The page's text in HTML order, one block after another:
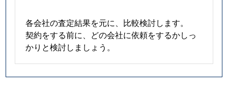
各会社の査定結果を元に、比較検討します。
契約をする前に、どの会社に依頼をするかしっ
かりと検討しましょう。